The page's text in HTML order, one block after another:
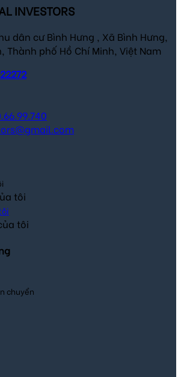
INVESTORS
dân cư Bình Hưng , Xã Bình Hưng,
Thành phố Hồ Chí Minh, Việt Nam
tôi
tôi
chuyển